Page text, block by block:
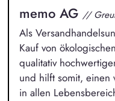
memo AG //
Als
Kauf von
qualitativ
und hilft somit, einen
in allen